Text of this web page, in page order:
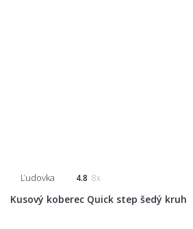
Ľudovka 4.8 8x
Kusový koberec Quick step šedý kruh